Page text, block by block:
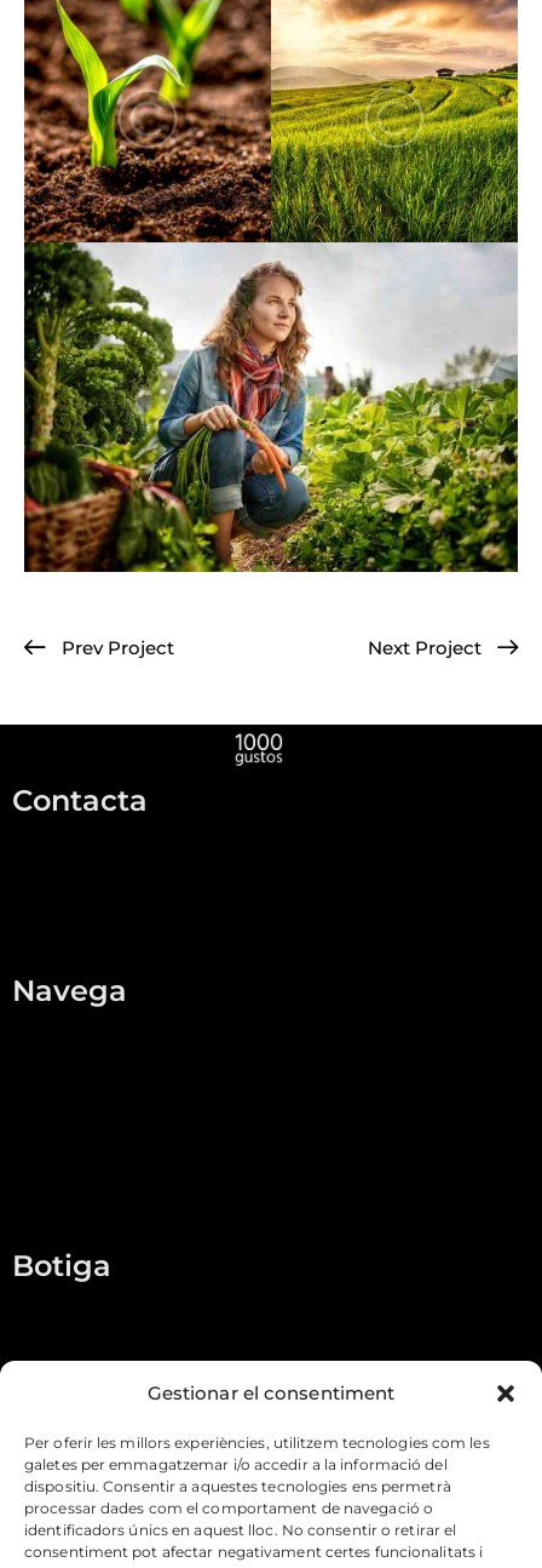
Gestionar el consentiment
Per oferir les millors experiències, utilitzem tecnologies com les
galetes per emmagatzemar i/o accedir a la informació del
dispositiu. Consentir a aquestes tecnologies ens permetrà
processar dades com el comportament de navegació o
identificadors únics en aquest lloc. No consentir o retirar el
consentiment pot afectar negativament certes funcionalitats i
Prev Project Next Project
Contacta
Navega
Botiga
Llepolies
Informació